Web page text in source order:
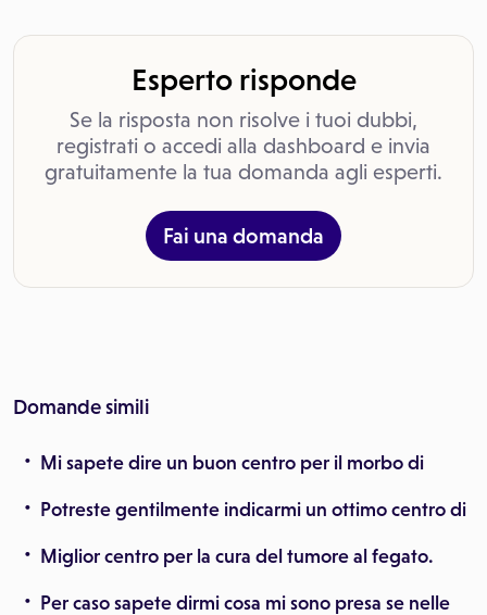
Esperto risponde
Se la risposta non risolve i tuoi dubbi,
registrati o accedi alla dashboard e invia
gratuitamente la tua domanda agli esperti.
Fai una domanda
Domande simili
Mi sapete dire un buon centro per il morbo di
Potreste gentilmente indicarmi un ottimo centro di
Miglior centro per la cura del tumore al fegato.
Per caso sapete dirmi cosa mi sono presa se nelle